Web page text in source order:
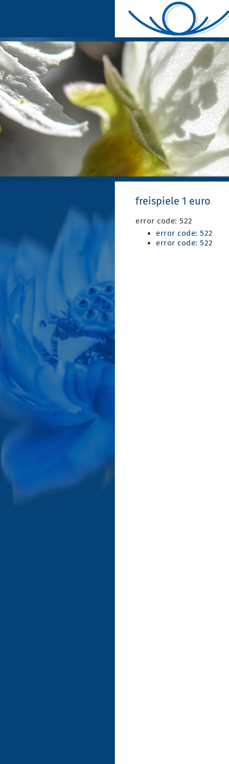
freispiele 1 euro
error code: 522
error code: 522
error code: 522